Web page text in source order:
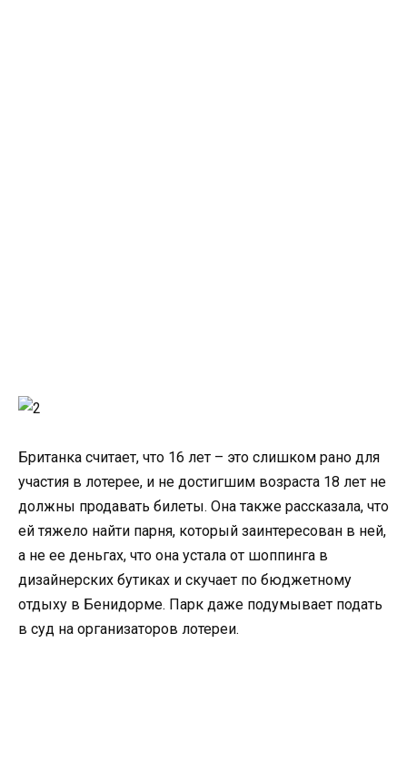
Британка считает, что 16 лет – это слишком рано для
участия в лотерее, и не достигшим возраста 18 лет не
должны продавать билеты. Она также рассказала, что
ей тяжело найти парня, который заинтересован в ней,
а не ее деньгах, что она устала от шоппинга в
дизайнерских бутиках и скучает по бюджетному
отдыху в Бенидорме. Парк даже подумывает подать
в суд на организаторов лотереи.